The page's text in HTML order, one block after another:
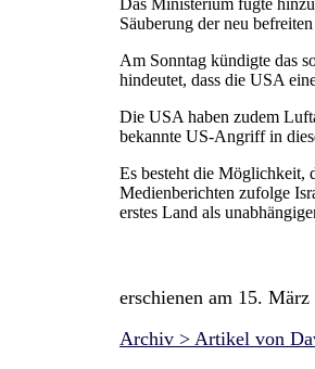
Das Ministerium fügte
Säuberung der neu
Am Sonntag kündigte das
hindeutet, dass die USA
Die USA haben zudem
bekannte US-Angriff in
Es besteht die Möglichkeit,
Medienberichten zufolge
erstes Land als
erschienen am 15.
Archiv > Artikel von